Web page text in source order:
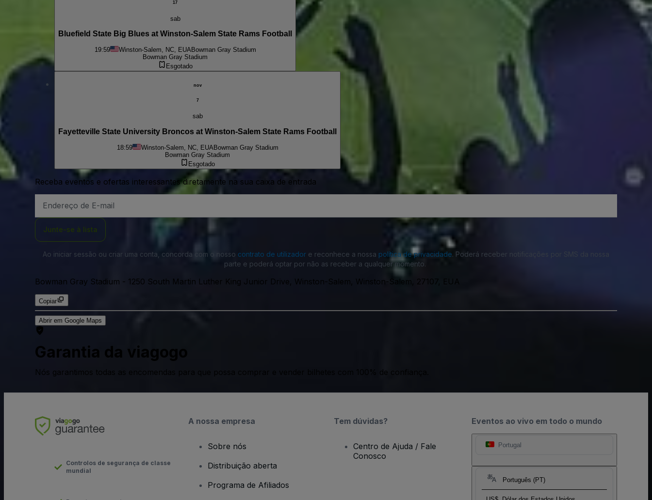
17
sab
Bluefield State Big Blues at Winston-Salem State Rams Football
19:59 Winston-Salem, NC, EUA Bowman Gray Stadium
Bowman Gray Stadium
Esgotado
nov
7
sab
Fayetteville State University Broncos at Winston-Salem State Rams Football
18:59 Winston-Salem, NC, EUABowman Gray Stadium
Bowman Gray Stadium
Esgotado
Receba eventos e ofertas interessantes diretamente na sua caixa de entrada
de
Junte-se à lista
Ao iniciar sessão ou criar uma conta, concorda com o nosso contrato de utilizador e reconhece a nossa política de privacidade. Poderá receber notificações por SMS da nossa
parte e poderá optar por não as receber a qualquer momento.
Bowman Gray Stadium - 1250 South Martin Luther King Junior Drive, Winston-Salem, Winston-Salem, 27107, EUA
Copiar
Abrir em Google Maps
Garantia da viagogo
Nós garantimos todas as encomendas para que possa comprar e vender bilhetes com 100% de confiança.
Eventos ao vivo em todo o mundo
Portugal
Português (PT)
Controlos de segurança de classe
mundial
A nossa empresa
Sobre nós
Distribuição aberta
Programa de Afiliados
Tem dúvidas?
Centro de Ajuda / Fale
Conosco